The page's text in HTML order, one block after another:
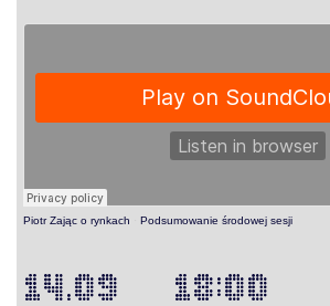
Raporty
Podcasty
Video
Piotr Zając o rynkach Podsumowanie środowej sesji
14.09 18:00